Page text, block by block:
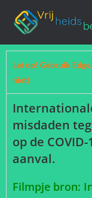
Let op! Gebruik
niet)
misdaden
op de
aanval.
Filmpje bron: